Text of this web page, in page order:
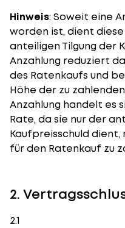
Hinweis: Soweit eine
worden ist, dient
anteiligen Tilgung der
Anzahlung reduziert
des Ratenkaufs und
Höhe der zu
Anzahlung handelt es
Rate, da sie nur der
Kaufpreisschuld
für den Ratenkauf zu
2.
2.1